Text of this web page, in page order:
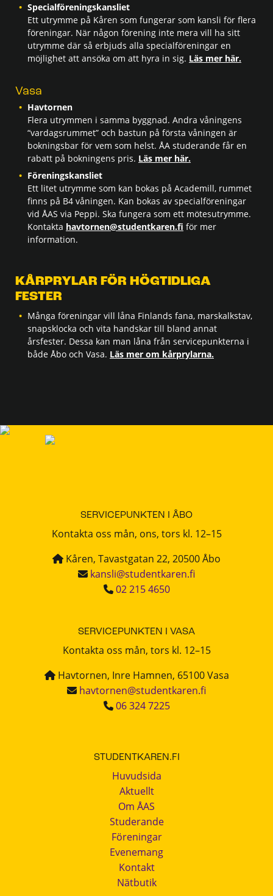
Specialföreningskansliet
Ett utrymme på Kåren som fungerar som kansli för flera
föreningar. När någon förening inte mera vill ha sitt
utrymme där så erbjuds alla specialföreningar en
möjlighet att ansöka om att hyra in sig. Läs mer här.
Vasa
Havtornen
Flera utrymmen i samma byggnad. Andra våningens
“vardagsrummet” och bastun på första våningen är
bokningsbar för vem som helst. ÅA studerande får en
rabatt på bokningens pris. Läs mer här.
Föreningskansliet
Ett litet utrymme som kan bokas på Academill, rummet
finns på B4 våningen. Kan bokas av specialföreningar
vid ÅAS via Peppi. Ska fungera som ett mötesutrymme.
Kontakta havtornen@studentkaren.fi för mer
information.
KÅRPRYLAR FÖR HÖGTIDLIGA
FESTER
Många föreningar vill låna Finlands fana, marskalkstav,
snapsklocka och vita handskar till bland annat
årsfester. Dessa kan man låna från servicepunkterna i
både Åbo och Vasa. Läs mer om kårprylarna.
SERVICEPUNKTEN I ÅBO
Kontakta oss mån, ons, tors kl. 12–15
Kåren, Tavastgatan 22, 20500 Åbo
kansli@studentkaren.fi
02 215 4650
SERVICEPUNKTEN I VASA
Kontakta oss mån, tors kl. 12–15
Havtornen, Inre Hamnen, 65100 Vasa
havtornen@studentkaren.fi
06 324 7225
STUDENTKAREN.FI
Huvudsida
Aktuellt
Om ÅAS
Studerande
Föreningar
Evenemang
Kontakt
Nätbutik